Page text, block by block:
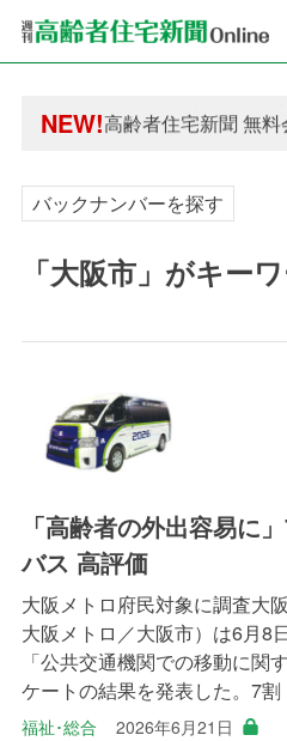
NEW!高齢者住宅新聞 無
高齢者住宅新聞 無
バックナンバーを探す
「大阪市」がキー
「高齢者の外出容易
バス 高評価
大阪メトロ府民対象に調査大
大阪メトロ／大阪市）は6月8
「公共交通機関での移動に関
ケートの結果を発表した。7割
福祉･総合 2026年6月21日